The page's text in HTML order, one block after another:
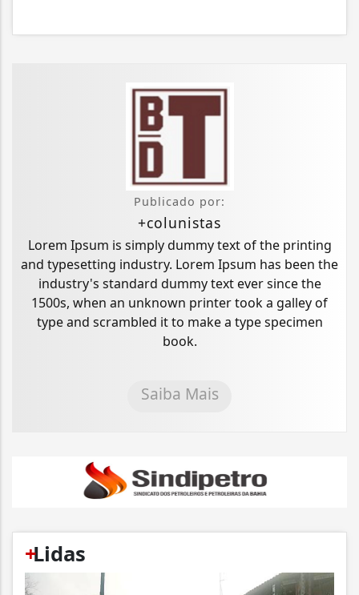
Publicado por:
+colunistas
Lorem Ipsum is simply dummy text of the printing
and typesetting industry. Lorem Ipsum has been the
industry's standard dummy text ever since the
1500s, when an unknown printer took a galley of
type and scrambled it to make a type specimen
book.
Saiba Mais
+
Lidas